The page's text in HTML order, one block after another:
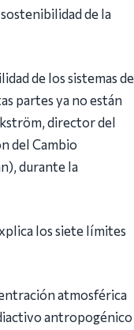
de la
de los sistemas de
partes ya no están
director del
del Cambio
durante la
los siete límites
atmosférica
antropogénico